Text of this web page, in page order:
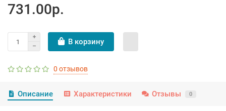
731.00р.
В корзину
0 отзывов
Описание Характеристики Отзывы 0